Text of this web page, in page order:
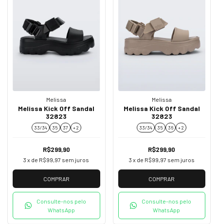
Melissa
Melissa Kick Off Sandal
32823
33/34 35 37 + 2
R$299,90
3 x de R$99,97 sem juros
COMPRAR
Consulte-nos pelo
WhatsApp
Melissa
Melissa Kick Off Sandal
32823
33/34 35 36 + 2
R$299,90
3 x de R$99,97 sem juros
COMPRAR
Consulte-nos pelo
WhatsApp